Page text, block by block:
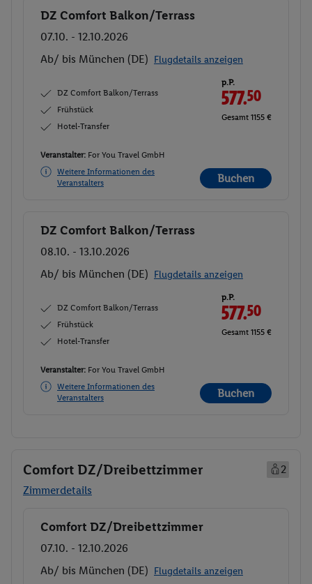
Buchen
DZ Comfort Balkon/Terrass
07.10. - 12.10.2026
Ab/ bis München (DE) Flugdetails anzeigen
DZ Comfort Balkon/Terrass
Frühstück
Hotel-Transfer
p.P.
577.50
Gesamt 1155 €
Veranstalter: For You Travel GmbH
Weitere Informationen des
Veranstalters
Buchen
Buchen
DZ Comfort Balkon/Terrass
08.10. - 13.10.2026
Ab/ bis München (DE) Flugdetails anzeigen
DZ Comfort Balkon/Terrass
Frühstück
Hotel-Transfer
p.P.
577.50
Gesamt 1155 €
Veranstalter: For You Travel GmbH
Weitere Informationen des
Veranstalters
Buchen
Comfort DZ/Dreibettzimmer
2
Zimmerdetails
Buchen
Comfort DZ/Dreibettzimmer
07.10. - 12.10.2026
Ab/ bis München (DE) Flugdetails anzeigen